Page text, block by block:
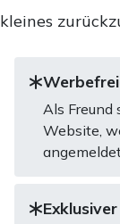
kleines
Als Freund
Website,